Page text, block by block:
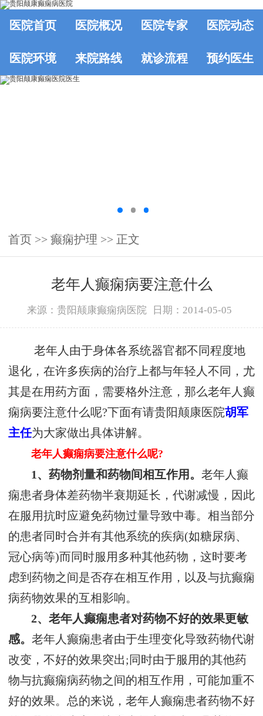
医院首页 医院概况 医院专家 医院动态
医院环境 来院路线 就诊流程 预约医生
首页 >> 癫痫护理 >> 正文
老年人癫痫病要注意什么
来源：贵阳颠康癫痫病医院 日期：2014-05-05
老年人由于身体各系统器官都不同程度地
退化，在许多疾病的治疗上都与年轻人不同，尤
其是在用药方面，需要格外注意，那么老年人癫
痫病要注意什么呢?下面有请贵阳颠康医院胡军
主任为大家做出具体讲解。
老年人癫痫病要注意什么呢?
1、药物剂量和药物间相互作用。老年人癫
痫患者身体差药物半衰期延长，代谢减慢，因此
在服用抗时应避免药物过量导致中毒。相当部分
的患者同时合并有其他系统的疾病(如糖尿病、
冠心病等)而同时服用多种其他药物，这时要考
虑到药物之间是否存在相互作用，以及与抗癫痫
病药物效果的互相影响。
2、老年人癫痫患者对药物不好的效果更敏
感。 老年人癫痫患者由于生理变化导致药物代谢
改变，不好的效果突出;同时由于服用的其他药
物与抗癫痫病药物之间的相互作用，可能加重不
好的效果。总的来说，老年人癫痫患者药物不好